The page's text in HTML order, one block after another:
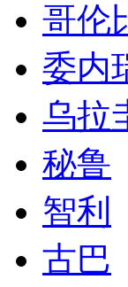
哥伦
委内
乌拉
秘鲁
智利
古巴